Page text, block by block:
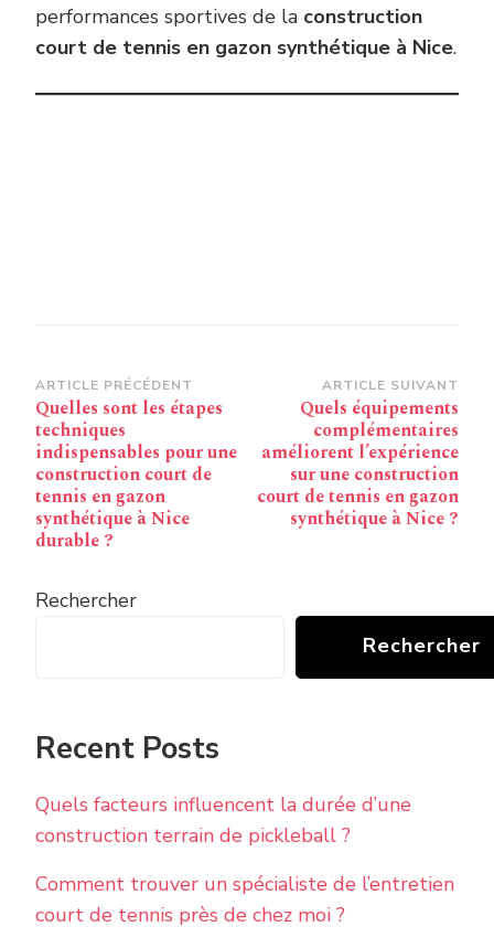
performances sportives de la construction
court de tennis en gazon synthétique à Nice.
Navigation
d’article
ARTICLE PRÉCÉDENT
Quelles sont les étapes
techniques
indispensables pour une
construction court de
tennis en gazon
synthétique à Nice
durable ?
ARTICLE SUIVANT
Quels équipements
complémentaires
améliorent l’expérience
sur une construction
court de tennis en gazon
synthétique à Nice ?
Rechercher
Rechercher
Recent Posts
Quels facteurs influencent la durée d’une
construction terrain de pickleball ?
Comment trouver un spécialiste de l’entretien
court de tennis près de chez moi ?